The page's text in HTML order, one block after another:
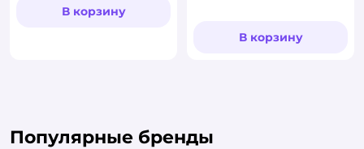
В корзину
В корзину
Популярные бренды